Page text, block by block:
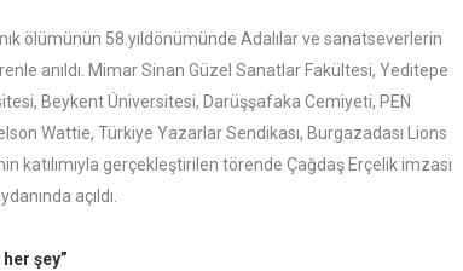
ölümünün 58.yıldönümünde Adalılar ve sanatseverlerin
anıldı. Mimar Sinan Güzel Sanatlar Fakültesi, Yeditepe
Beykent Üniversitesi, Darüşşafaka Cemiyeti, PEN
Wattie, Türkiye Yazarlar Sendikası, Burgazadası Lions
katılımıyla gerçekleştirilen törende Çağdaş Erçelik imzası
açıldı.
şey”